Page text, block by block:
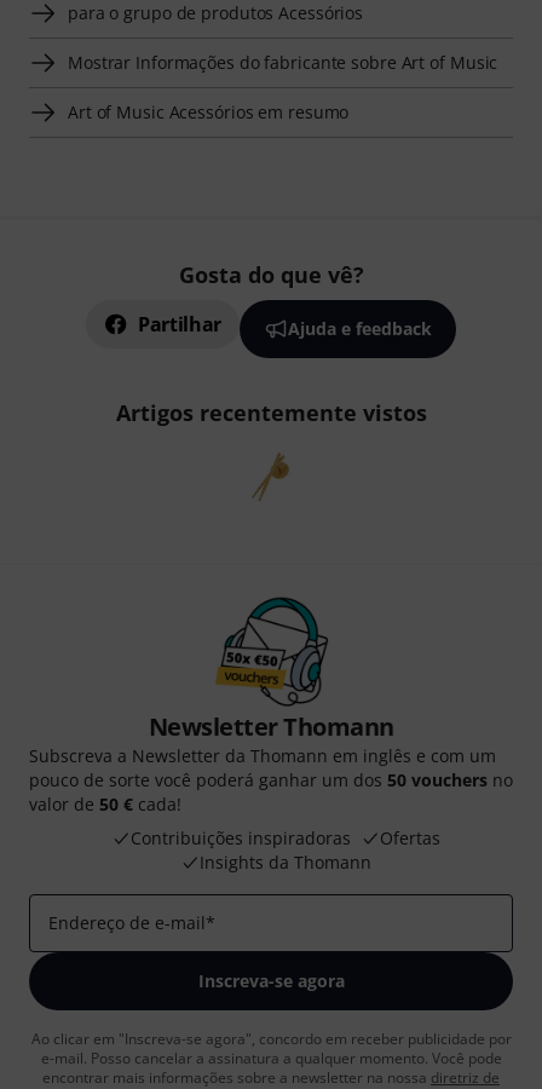
para o grupo de produtos Acessórios
Mostrar Informações do fabricante sobre Art of Music
Art of Music Acessórios em resumo
Gosta do que vê?
Partilhar Ajuda e feedback
Artigos recentemente vistos
Newsletter Thomann
Subscreva a Newsletter da Thomann em inglês e com um
pouco de sorte você poderá ganhar um dos 50 vouchers no
valor de 50 € cada!
Contribuições inspiradoras
Ofertas
Insights da Thomann
Endereço de e-mail*
Inscreva-se agora
Ao clicar em "Inscreva-se agora", concordo em receber publicidade por
e-mail. Posso cancelar a assinatura a qualquer momento. Você pode
encontrar mais informações sobre a newsletter na nossa diretriz de